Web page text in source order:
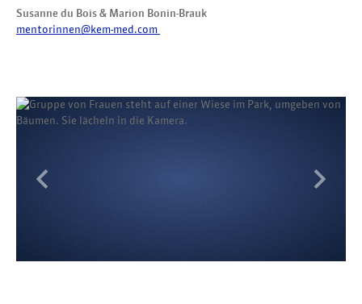
Susanne du Bois & Marion Bonin-Brauk
mentorinnen@kem-med.com
Previous Next